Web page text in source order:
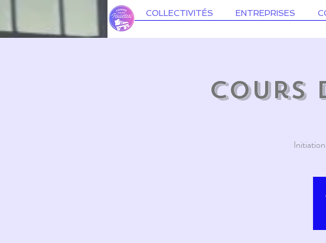
COLLECTIVITÉS ENTREPRISES
Cours